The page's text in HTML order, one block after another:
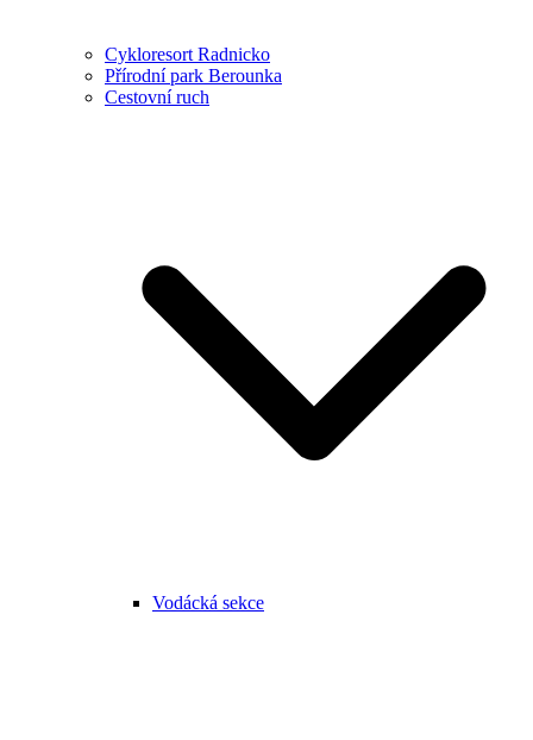
Cykloresort Radnicko
Přírodní park Berounka
Cestovní ruch
Vodácká sekce